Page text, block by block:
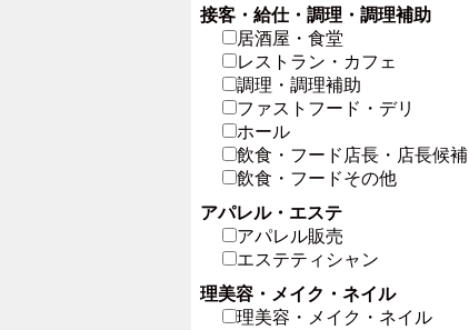
接客・給仕・調理・調理補助
居酒屋・食堂
レストラン・カフェ
調理・調理補助
ファストフード・デリ
ホール
飲食・フード店長・店長候補
飲食・フードその他
アパレル・エステ
アパレル販売
エステティシャン
理美容・メイク・ネイル
理美容・メイク・ネイル